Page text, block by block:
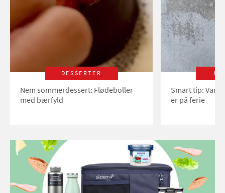
DESSERTER
Nem sommerdessert: Flødeboller
med bærfyld
Smart tip:
er på ferie